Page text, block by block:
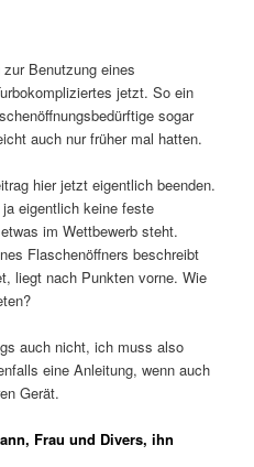
Benutzung eines
jetzt. So ein
sogar
auch nur früher mal hatten.
hier jetzt eigentlich beenden.
eigentlich keine feste
im Wettbewerb steht.
Flaschenöffners beschreibt
liegt nach Punkten vorne. Wie
auch nicht, ich muss also
eine Anleitung, wenn auch
Gerät.
Frau und Divers, ihn